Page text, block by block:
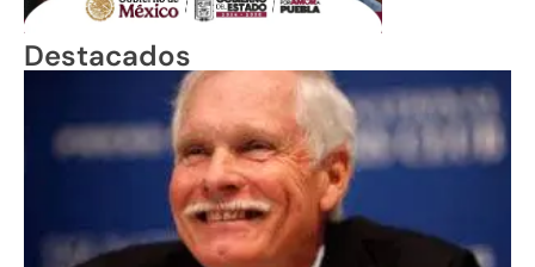
Destacados